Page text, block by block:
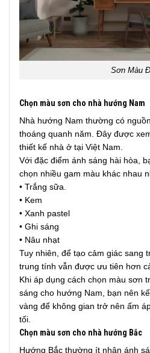
Sơn Màu
Chọn màu sơn cho nhà hướng Nam
Nhà hướng Nam thường có
thoáng quanh năm. Đây được
thiết kế nhà ở tại Việt Nam.
Với đặc điểm ánh sáng hài hòa,
chọn nhiều gam màu khác nhau
• Trắng sữa.
• Kem
• Xanh pastel
• Ghi sáng
• Nâu nhạt
Tuy nhiên, để tạo cảm giác sang
trung tính vẫn được ưu tiên hơn
Khi áp dụng cách chọn màu sơn
sáng cho hướng Nam, bạn nên
vàng để không gian trở nên ấm
tối.
Chọn màu sơn cho nhà hướng Bắc
Hướng Bắc thường ít nhận ánh